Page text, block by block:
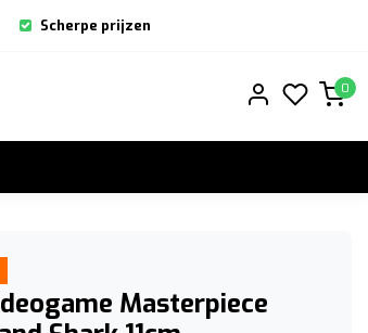
Scherpe prijzen
0
Masterpiece